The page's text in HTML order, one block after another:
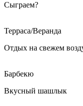
Сыграем?
Терраса/Веранда
Отдых на свежем
Барбекю
Вкусный шашлык